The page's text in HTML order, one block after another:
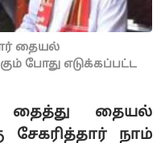
தையல்
போது எடுக்கப்பட்ட
தைத்து தையல்
நாம்